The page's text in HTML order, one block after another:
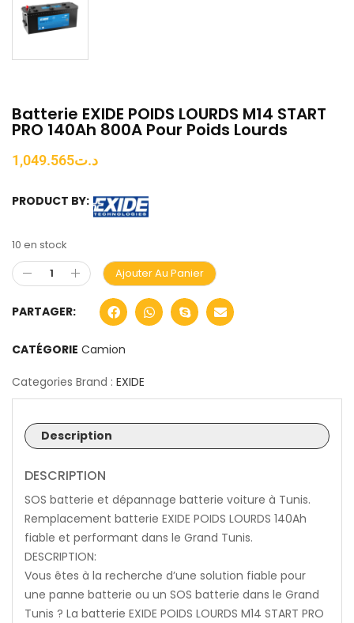
Batterie EXIDE POIDS LOURDS M14 START
PRO 140Ah 800A Pour Poids Lourds
د.ت1,049.565
PRODUCT BY:
10 en stock
Ajouter Au Panier
PARTAGER:
CATÉGORIE Camion
Categories Brand : EXIDE
Description
DESCRIPTION
SOS batterie et dépannage batterie voiture à Tunis.
Remplacement batterie EXIDE POIDS LOURDS 140Ah
fiable et performant dans le Grand Tunis.
DESCRIPTION:
Vous êtes à la recherche d’une solution fiable pour
une panne batterie ou un SOS batterie dans le Grand
Tunis ? La batterie EXIDE POIDS LOURDS M14 START PRO